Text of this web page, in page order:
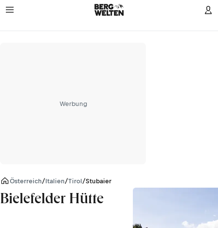
Werbung
Österreich/Italien/Tirol/Stubaier Alpen
Bielefelder Hütte